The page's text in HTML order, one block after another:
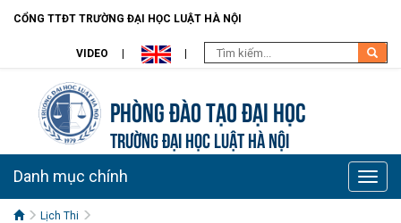
CỔNG TTĐT TRƯỜNG ĐẠI HỌC LUẬT HÀ NỘI
VIDEO
Phòng Đào Tạo đại học
TRƯỜNG ĐẠI HỌC LUẬT HÀ NỘI
Toggle
Danh mục chính
Lịch Thi